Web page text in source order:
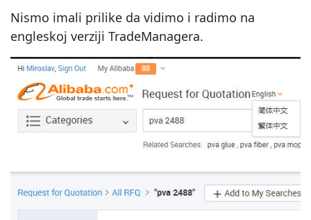
Nismo imali prilike da vidimo i radimo na
engleskoj verziji TradeManagera.